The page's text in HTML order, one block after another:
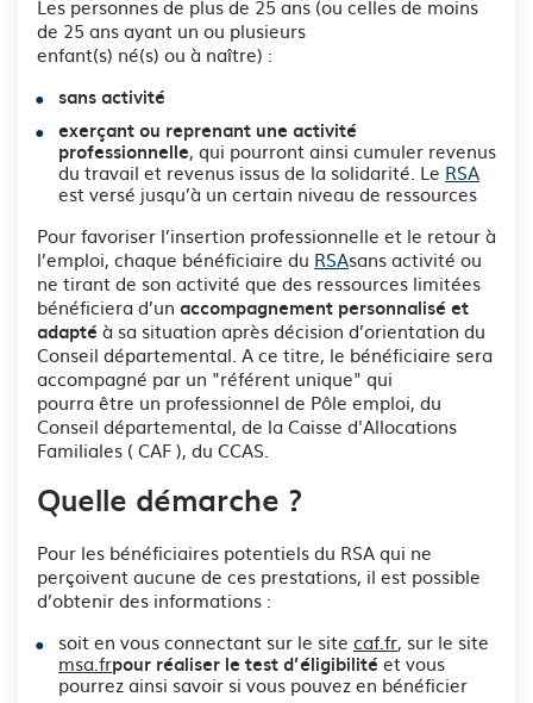
Les personnes de plus de 25 ans (ou celles de moins
de 25 ans ayant un ou plusieurs
enfant(s) né(s) ou à naître) :
sans activité
exerçant ou reprenant une activité
professionnelle, qui pourront ainsi cumuler revenus
du travail et revenus issus de la solidarité. Le RSA
est versé jusqu’à un certain niveau de ressources
Pour favoriser l’insertion professionnelle et le retour à
l’emploi, chaque bénéficiaire du RSAsans activité ou
ne tirant de son activité que des ressources limitées
bénéficiera d’un accompagnement personnalisé et
adapté à sa situation après décision d’orientation du
Conseil départemental. A ce titre, le bénéficiaire sera
accompagné par un "référent unique" qui
pourra être un professionnel de Pôle emploi, du
Conseil départemental, de la Caisse d'Allocations
Familiales ( CAF ), du CCAS.
Quelle démarche ?
Pour les bénéficiaires potentiels du RSA qui ne
perçoivent aucune de ces prestations, il est possible
d’obtenir des informations :
soit en vous connectant sur le site caf.fr, sur le site
msa.frpour réaliser le test d’éligibilité et vous
pourrez ainsi savoir si vous pouvez en bénéficier